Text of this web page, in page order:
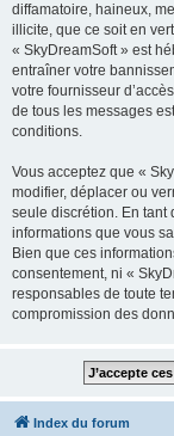
diffamatoire, haineux,
illicite, que ce soit en
« SkyDreamSoft » est
entraîner votre
votre fournisseur
de tous les messages
conditions.
Vous acceptez que «
modifier, déplacer ou
seule discrétion. En tant
informations que vous
Bien que ces
consentement, ni «
responsables de toute
compromission des
Index du forum